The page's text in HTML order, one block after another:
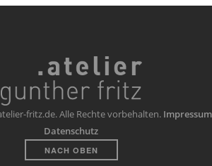
fritz.de. Alle Rechte vorbehalten.
Datenschutz
NACH OBEN